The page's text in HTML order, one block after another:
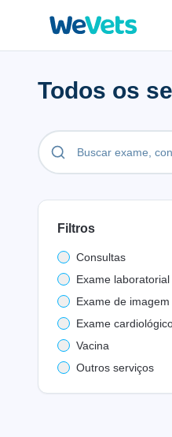
Todos os
Filtros
Consultas
Exame laboratorial
Exame de imagem
Exame
Vacina
Outros serviços